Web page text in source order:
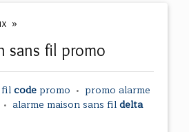
»
sans fil promo
filcode promo • promo alarme
• alarme maison sans fildelta